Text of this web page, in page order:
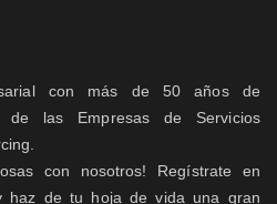
con más de 50 años de
las Empresas de Servicios
con nosotros! Regístrate en
haz de tu hoja de vida una gran